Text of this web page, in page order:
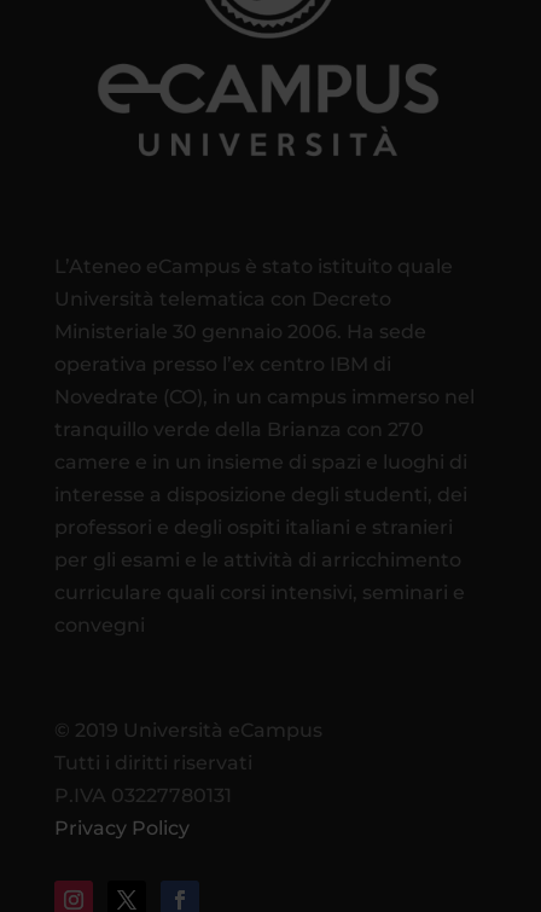
L’Ateneo eCampus è stato istituito quale
Università telematica con Decreto
Ministeriale 30 gennaio 2006. Ha sede
operativa presso l’ex centro IBM di
Novedrate (CO), in un campus immerso nel
tranquillo verde della Brianza con 270
camere e in un insieme di spazi e luoghi di
interesse a disposizione degli studenti, dei
professori e degli ospiti italiani e stranieri
per gli esami e le attività di arricchimento
curriculare quali corsi intensivi, seminari e
convegni
© 2019 Università eCampus
Tutti i diritti riservati
P.IVA 03227780131
Privacy Policy